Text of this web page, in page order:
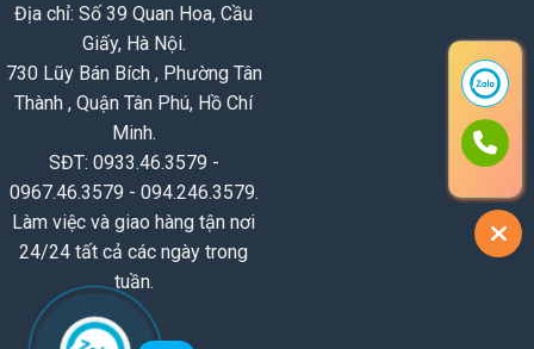
Địa chỉ: Số 39 Quan Hoa, Cầu
Giấy, Hà Nội.
730 Lũy Bán Bích , Phường Tân
Thành , Quận Tân Phú, Hồ Chí
Minh.
SĐT: 0933.46.3579 -
0967.46.3579 - 094.246.3579.
Làm việc và giao hàng tận nơi
24/24 tất cả các ngày trong
tuần.